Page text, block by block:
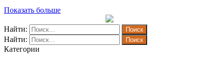
Показать больше
Найти:
Найти:
Категории